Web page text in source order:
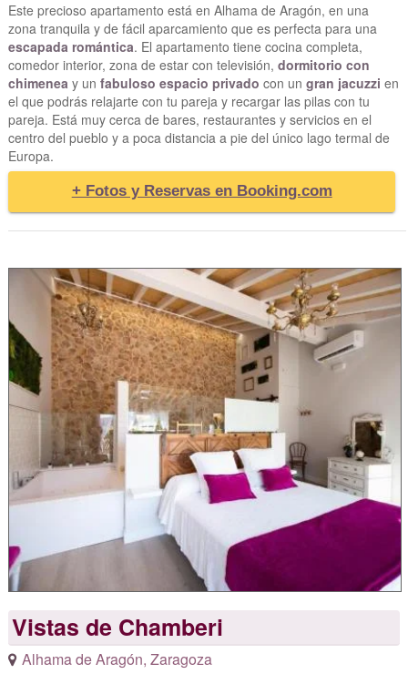
Este precioso apartamento está en Alhama de Aragón, en una
zona tranquila y de fácil aparcamiento que es perfecta para una
escapada romántica. El apartamento tiene cocina completa,
comedor interior, zona de estar con televisión, dormitorio con
chimenea y un fabuloso espacio privado con un gran jacuzzi en
el que podrás relajarte con tu pareja y recargar las pilas con tu
pareja. Está muy cerca de bares, restaurantes y servicios en el
centro del pueblo y a poca distancia a pie del único lago termal de
Europa.
+ Fotos y Reservas en Booking.com
Vistas de Chamberi
Alhama de Aragón, Zaragoza